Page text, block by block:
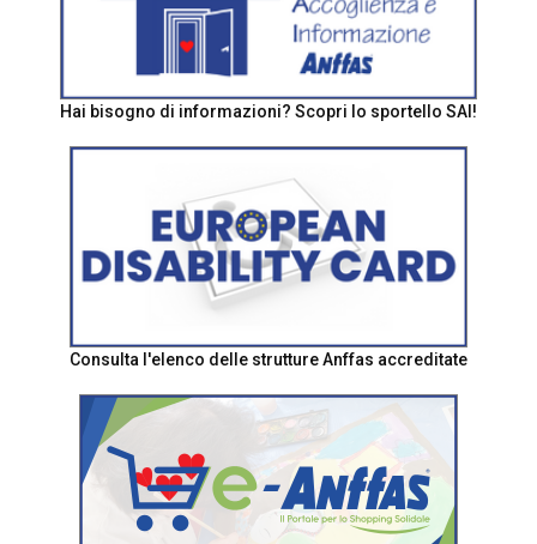
Hai bisogno di informazioni? Scopri lo sportello SAI!
Consulta l'elenco delle strutture Anffas accreditate